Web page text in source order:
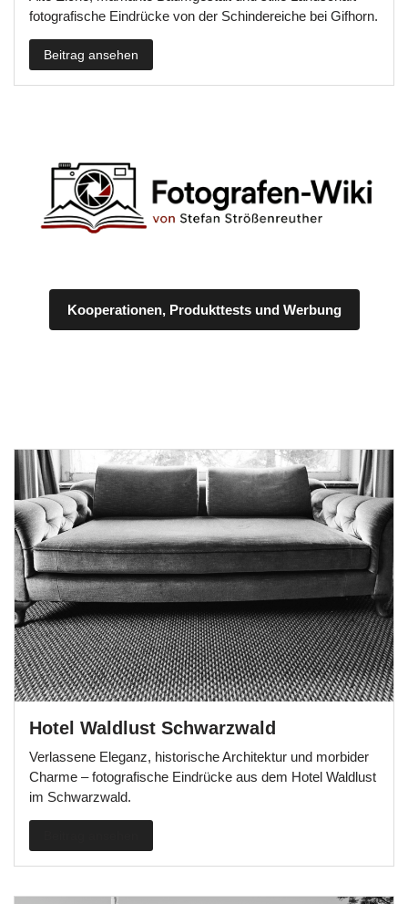
fotografische Eindrücke von der Schindereiche bei Gifhorn.
Beitrag ansehen
Kooperationen, Produkttests und Werbung
Hotel Waldlust Schwarzwald
Verlassene Eleganz, historische Architektur und morbider
Charme – fotografische Eindrücke aus dem Hotel Waldlust
im Schwarzwald.